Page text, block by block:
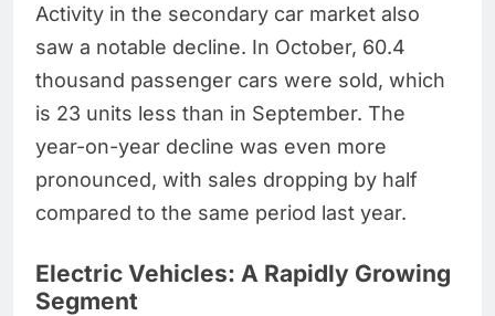
Activity in the secondary car market also
saw a notable decline. In October, 60.4
thousand passenger cars were sold, which
is 23 units less than in September. The
year-on-year decline was even more
pronounced, with sales dropping by half
compared to the same period last year.
Electric Vehicles: A Rapidly Growing
Segment